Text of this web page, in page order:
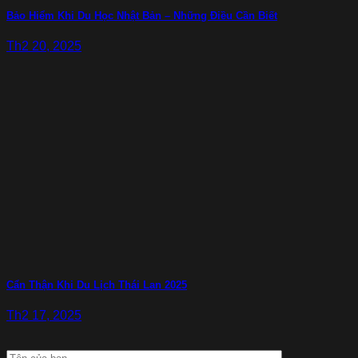
Bảo Hiểm Khi Du Học Nhật Bản – Những Điều Cần Biết
Th2 20, 2025
Cẩn Thận Khi Du Lịch Thái Lan 2025
Th2 17, 2025